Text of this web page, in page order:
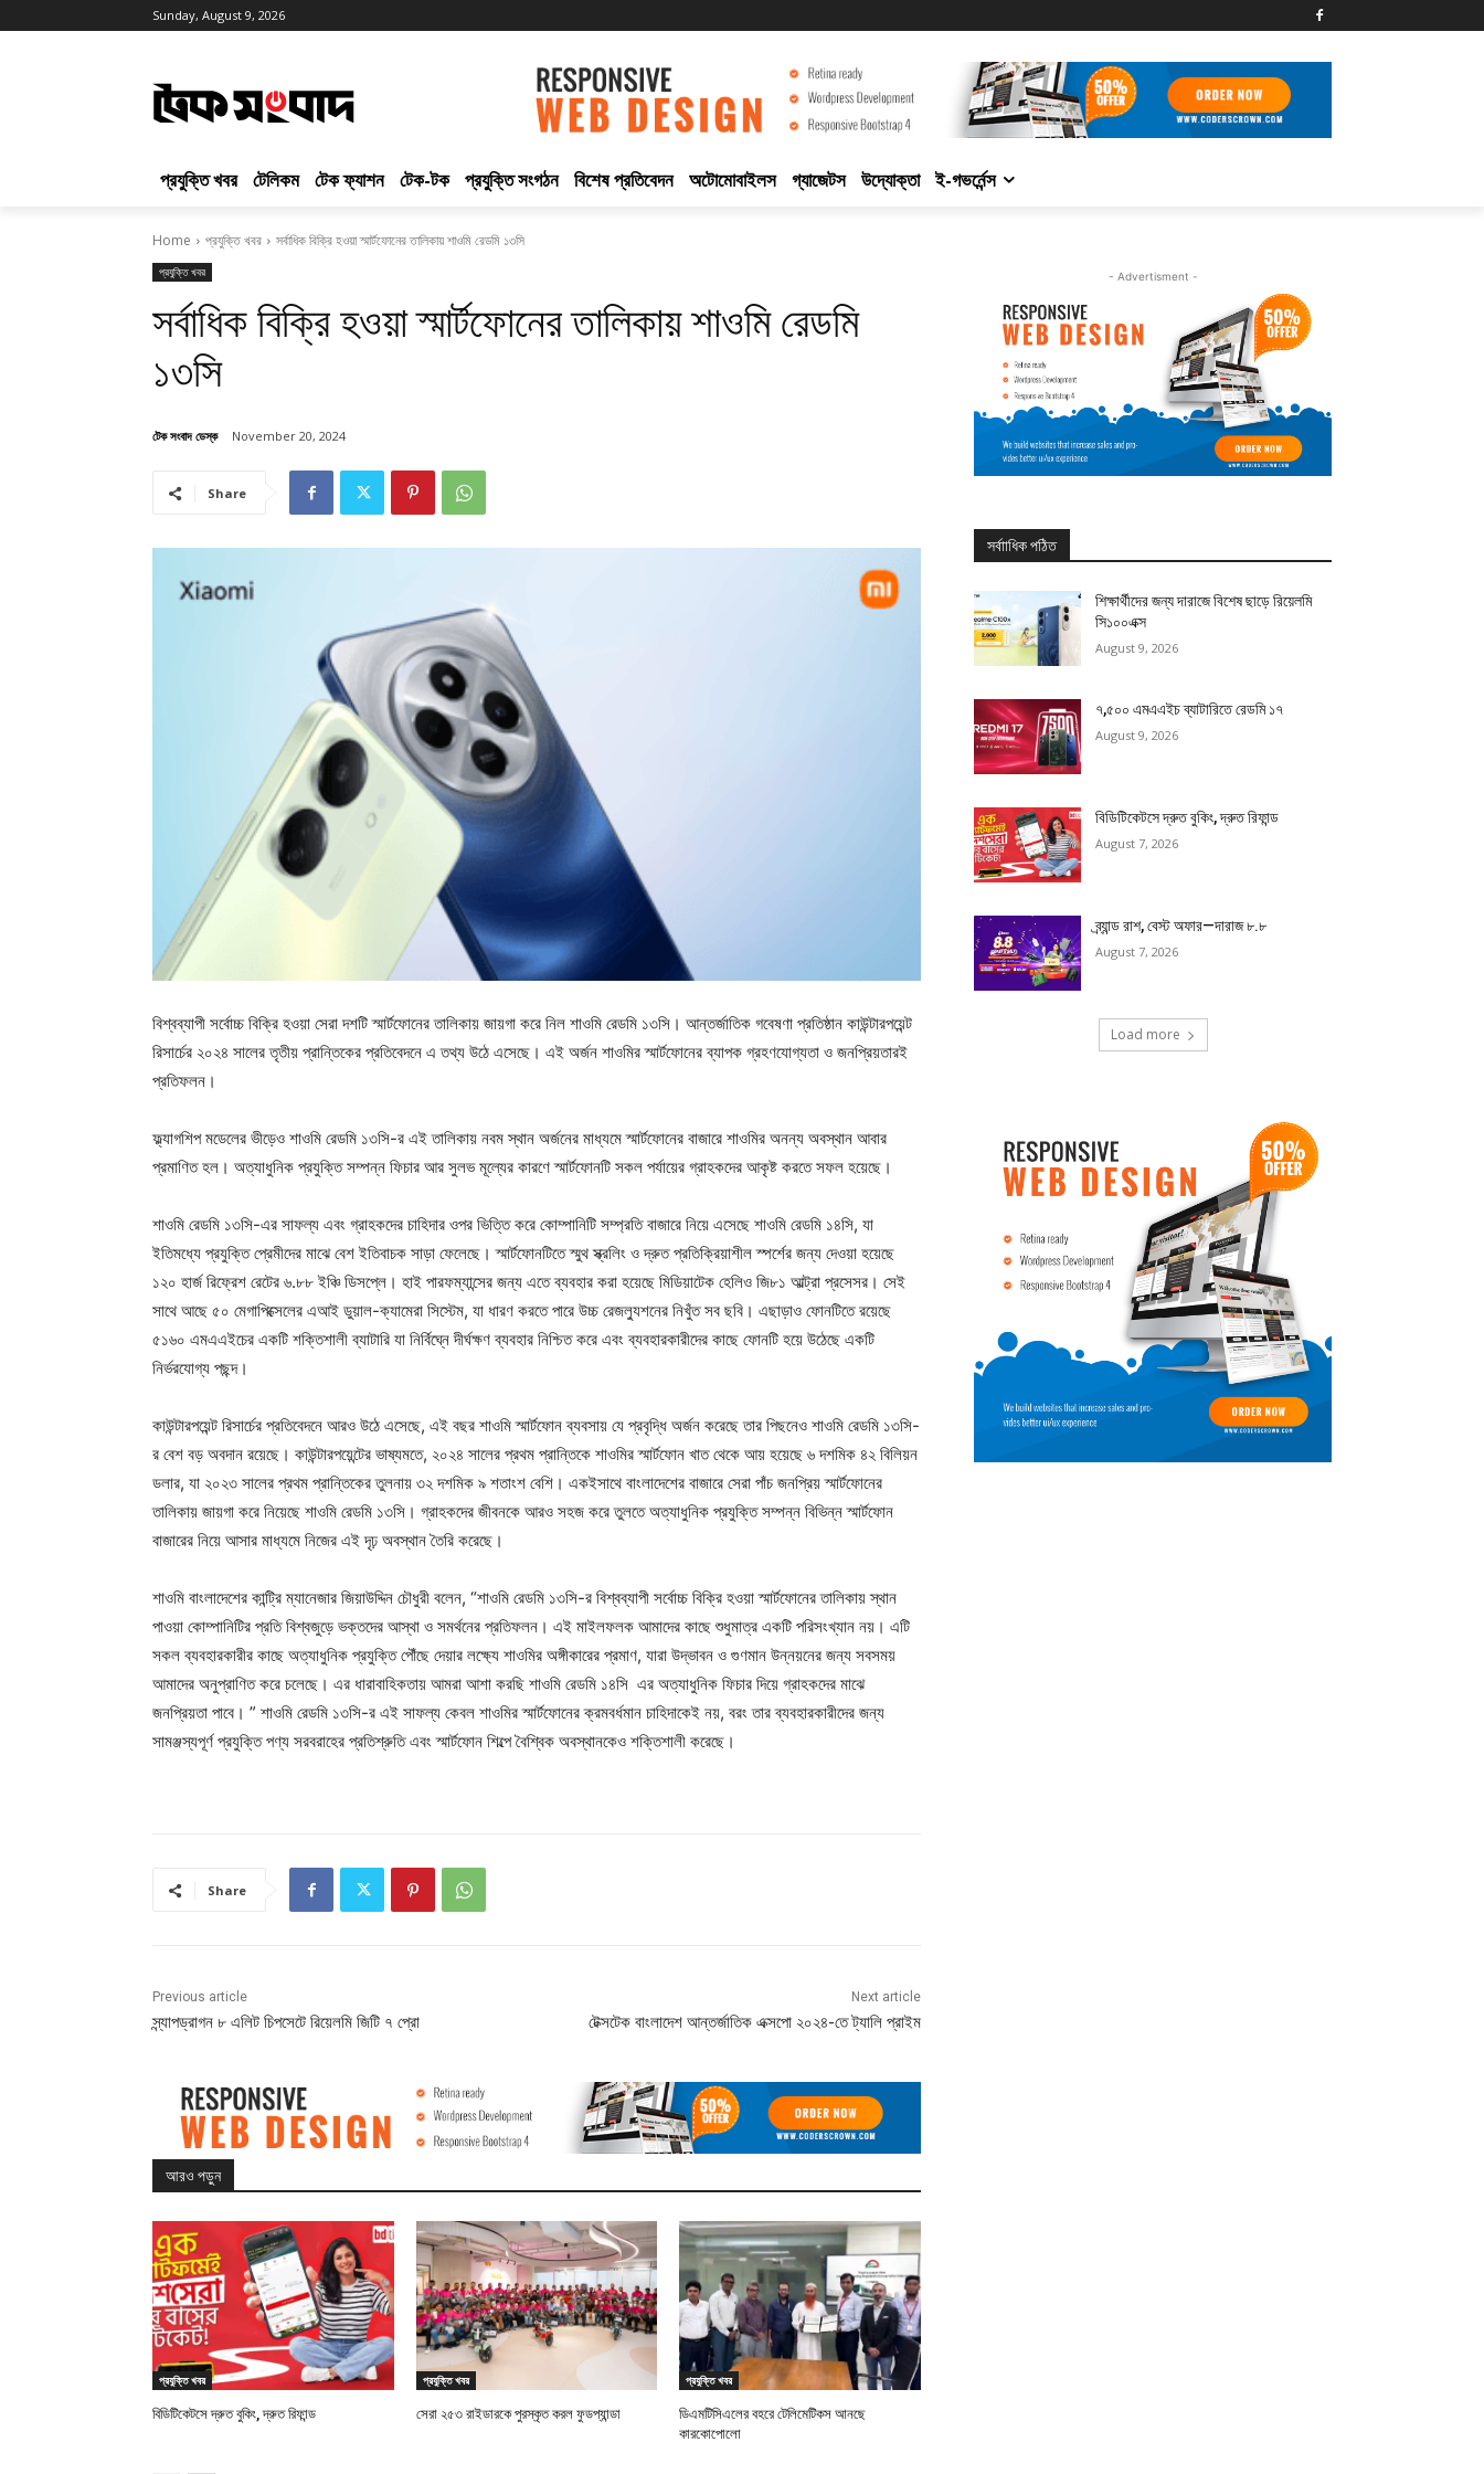
Sunday, August 9, 2026
প্রযুক্তি খবর টেলিকম টেক ফ্যাশন টেক-টক প্রযুক্তি সংগঠন বিশেষ প্রতিবেদন অটোমোবাইলস গ্যাজেটস উদ্যোক্তা ই-গভর্নেন্স
Home প্রযুক্তি খবর সর্বাধিক বিক্রি হওয়া স্মার্টফোনের তালিকায় শাওমি রেডমি ১৩সি
প্রযুক্তি খবর
সর্বাধিক বিক্রি হওয়া স্মার্টফোনের তালিকায় শাওমি রেডমি
১৩সি
টেক সংবাদ ডেস্ক November 20, 2024
Share
বিশ্বব্যাপী সর্বোচ্চ বিক্রি হওয়া সেরা দশটি স্মার্টফোনের তালিকায় জায়গা করে নিল শাওমি রেডমি ১৩সি। আন্তর্জাতিক গবেষণা প্রতিষ্ঠান কাউন্টারপয়েন্ট
রিসার্চের ২০২৪ সালের তৃতীয় প্রান্তিকের প্রতিবেদনে এ তথ্য উঠে এসেছে। এই অর্জন শাওমির স্মার্টফোনের ব্যাপক গ্রহণযোগ্যতা ও জনপ্রিয়তারই
প্রতিফলন।
ফ্ল্যাগশিপ মডেলের ভীড়েও শাওমি রেডমি ১৩সি-র এই তালিকায় নবম স্থান অর্জনের মাধ্যমে স্মার্টফোনের বাজারে শাওমির অনন্য অবস্থান আবার
প্রমাণিত হল। অত্যাধুনিক প্রযুক্তি সম্পন্ন ফিচার আর সুলভ মূল্যের কারণে স্মার্টফোনটি সকল পর্যায়ের গ্রাহকদের আকৃষ্ট করতে সফল হয়েছে।
শাওমি রেডমি ১৩সি-এর সাফল্য এবং গ্রাহকদের চাহিদার ওপর ভিত্তি করে কোম্পানিটি সম্প্রতি বাজারে নিয়ে এসেছে শাওমি রেডমি ১৪সি, যা
ইতিমধ্যে প্রযুক্তি প্রেমীদের মাঝে বেশ ইতিবাচক সাড়া ফেলেছে। স্মার্টফোনটিতে স্মুথ স্ক্রলিং ও দ্রুত প্রতিক্রিয়াশীল স্পর্শের জন্য দেওয়া হয়েছে
১২০ হার্জ রিফ্রেশ রেটের ৬.৮৮ ইঞ্চি ডিসপ্লে। হাই পারফম্যান্সের জন্য এতে ব্যবহার করা হয়েছে মিডিয়াটেক হেলিও জি৮১ আল্ট্রা প্রসেসর। সেই
সাথে আছে ৫০ মেগাপিক্সেলের এআই ডুয়াল-ক্যামেরা সিস্টেম, যা ধারণ করতে পারে উচ্চ রেজল্যুশনের নিখুঁত সব ছবি। এছাড়াও ফোনটিতে রয়েছে
৫১৬০ এমএএইচের একটি শক্তিশালী ব্যাটারি যা নির্বিঘ্নে দীর্ঘক্ষণ ব্যবহার নিশ্চিত করে এবং ব্যবহারকারীদের কাছে ফোনটি হয়ে উঠেছে একটি
নির্ভরযোগ্য পছন্দ।
কাউন্টারপয়েন্ট রিসার্চের প্রতিবেদনে আরও উঠে এসেছে, এই বছর শাওমি স্মার্টফোন ব্যবসায় যে প্রবৃদ্ধি অর্জন করেছে তার পিছনেও শাওমি রেডমি ১৩সি-
র বেশ বড় অবদান রয়েছে। কাউন্টারপয়েন্টের ভাষ্যমতে, ২০২৪ সালের প্রথম প্রান্তিকে শাওমির স্মার্টফোন খাত থেকে আয় হয়েছে ৬ দশমিক ৪২ বিলিয়ন
ডলার, যা ২০২৩ সালের প্রথম প্রান্তিকের তুলনায় ৩২ দশমিক ৯ শতাংশ বেশি। একইসাথে বাংলাদেশের বাজারে সেরা পাঁচ জনপ্রিয় স্মার্টফোনের
তালিকায় জায়গা করে নিয়েছে শাওমি রেডমি ১৩সি। গ্রাহকদের জীবনকে আরও সহজ করে তুলতে অত্যাধুনিক প্রযুক্তি সম্পন্ন বিভিন্ন স্মার্টফোন
বাজারের নিয়ে আসার মাধ্যমে নিজের এই দৃঢ় অবস্থান তৈরি করেছে।
শাওমি বাংলাদেশের কান্ট্রি ম্যানেজার জিয়াউদ্দিন চৌধুরী বলেন, “শাওমি রেডমি ১৩সি-র বিশ্বব্যাপী সর্বোচ্চ বিক্রি হওয়া স্মার্টফোনের তালিকায় স্থান
পাওয়া কোম্পানিটির প্রতি বিশ্বজুড়ে ভক্তদের আস্থা ও সমর্থনের প্রতিফলন। এই মাইলফলক আমাদের কাছে শুধুমাত্র একটি পরিসংখ্যান নয়। এটি
সকল ব্যবহারকারীর কাছে অত্যাধুনিক প্রযুক্তি পৌঁছে দেয়ার লক্ষ্যে শাওমির অঙ্গীকারের প্রমাণ, যারা উদ্ভাবন ও গুণমান উন্নয়নের জন্য সবসময়
আমাদের অনুপ্রাণিত করে চলেছে। এর ধারাবাহিকতায় আমরা আশা করছি শাওমি রেডমি ১৪সি এর অত্যাধুনিক ফিচার দিয়ে গ্রাহকদের মাঝে
জনপ্রিয়তা পাবে। ” শাওমি রেডমি ১৩সি-র এই সাফল্য কেবল শাওমির স্মার্টফোনের ক্রমবর্ধমান চাহিদাকেই নয়, বরং তার ব্যবহারকারীদের জন্য
সামঞ্জস্যপূর্ণ প্রযুক্তি পণ্য সরবরাহের প্রতিশ্রুতি এবং স্মার্টফোন শিল্পে বৈশ্বিক অবস্থানকেও শক্তিশালী করেছে।
Share
Previous article
স্ন্যাপড্রাগন ৮ এলিট চিপসেটে রিয়েলমি জিটি ৭ প্রো
Next article
টেক্সটেক বাংলাদেশ আন্তর্জাতিক এক্সপো ২০২৪-তে ট্যালি প্রাইম
আরও পড়ুন
প্রযুক্তি খবর
বিডিটিকেটসে দ্রুত বুকিং, দ্রুত রিফান্ড
প্রযুক্তি খবর
সেরা ২৫৩ রাইডারকে পুরস্কৃত করল ফুডপ্যান্ডা
প্রযুক্তি খবর
ডিএমটিসিএলের বহরে টেলিমেটিকস আনছে
কারকোপোলো
- Advertisment -
সর্বাাধিক পঠিত
শিক্ষার্থীদের জন্য দারাজে বিশেষ ছাড়ে রিয়েলমি
সি১০০এক্স
August 9, 2026
৭,৫০০ এমএএইচ ব্যাটারিতে রেডমি ১৭
August 9, 2026
বিডিটিকেটসে দ্রুত বুকিং, দ্রুত রিফান্ড
August 7, 2026
ব্র্যান্ড রাশ, বেস্ট অফার—দারাজ ৮.৮
August 7, 2026
Load more